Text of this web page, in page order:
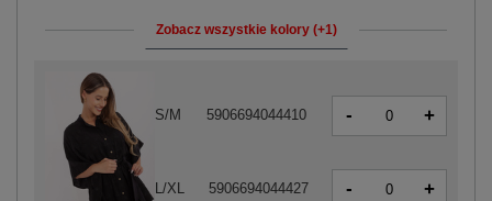
Zobacz wszystkie kolory (+1)
S/M 5906694044410 - +
L/XL 5906694044427 - +